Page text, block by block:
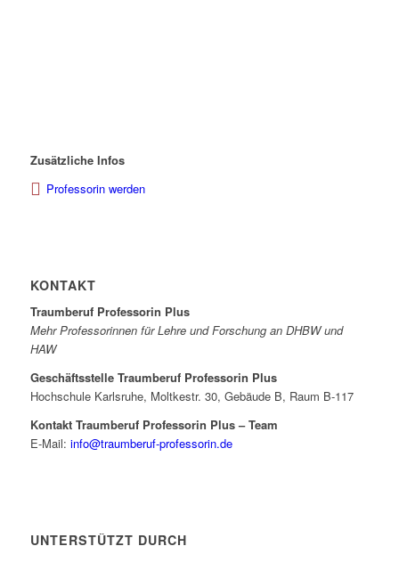
Zusätzliche Infos
Professorin werden
KONTAKT
Traumberuf Professorin Plus
Mehr Professorinnen für Lehre und Forschung an DHBW und
HAW
Geschäftsstelle Traumberuf Professorin Plus
Hochschule Karlsruhe, Moltkestr. 30, Gebäude B, Raum B-117
Kontakt Traumberuf Professorin Plus – Team
E-Mail: info@traumberuf-professorin.de
UNTERSTÜTZT DURCH